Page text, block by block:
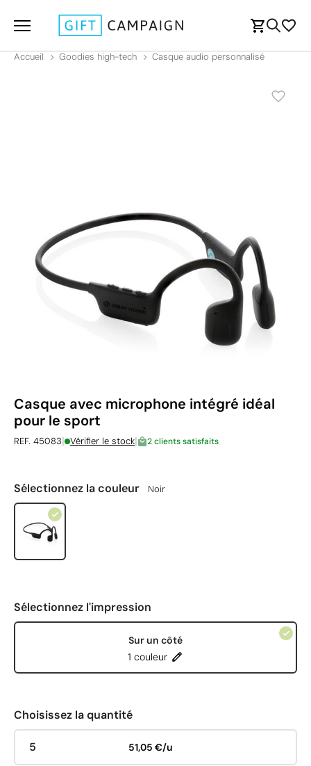
Accueil Goodies high-tech Casque audio personnalisé
Casque avec microphone intégré idéal
pour le sport
REF. 45083| Vérifier le stock| 2 clients satisfaits
Sélectionnez la couleur Noir
Sélectionnez l'impression
Sur un côté
1 couleur
Choisissez la quantité
5 51,05 €/u